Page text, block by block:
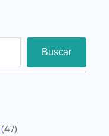
Buscar
(47)